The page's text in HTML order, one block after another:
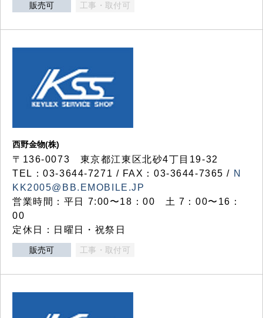
販売可 工事・取付可
西野金物(株)
〒136-0073 東京都江東区北砂4丁目19-32
TEL：03‐3644‐7271 / FAX：03-3644-7365 / N
KK2005@BB.EMOBILE.JP
営業時間：平日 7:00〜18：00 土 7：00〜16：
00
定休日：日曜日・祝祭日
販売可 工事・取付可